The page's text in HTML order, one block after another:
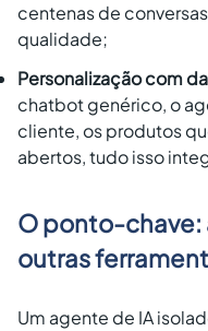
centenas de
qualidade;
Personalização com
chatbot genérico, o
cliente, os produtos
abertos, tudo isso
O ponto-chave:
outras
Um agente de IA